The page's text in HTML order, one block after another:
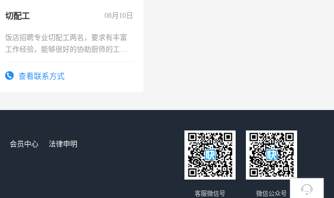
切配工 08月10日
饭店招聘专业切配工两名，要求有丰富
工作经验，能够很好的协助厨师的工
4500。查看联系方式
会员中心
法律申明
微信公众号
客服微信号